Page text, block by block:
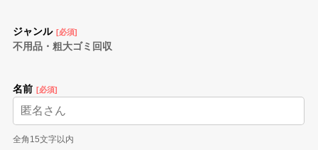
ジャンル [必須]
不用品・粗大ゴミ回収
名前 [必須]
全角15文字以内